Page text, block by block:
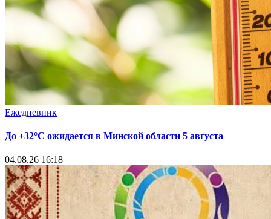
Ежедневник
До +32°С ожидается в Минской области 5 августа
04.08.26 16:18